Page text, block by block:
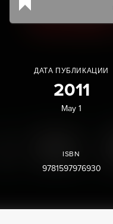
ДАТА ПУБЛИКАЦИИ
2011
May 1
ISBN
9781597976930